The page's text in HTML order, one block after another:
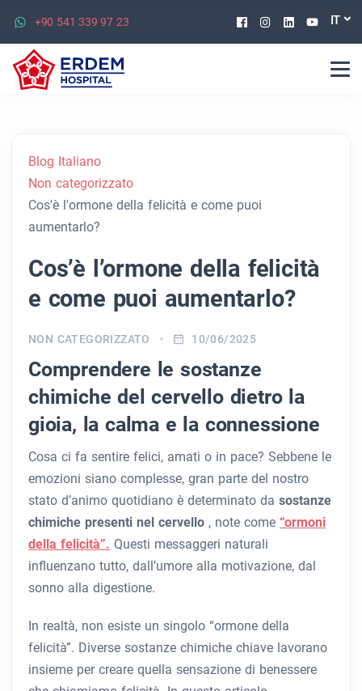
+90 541 339 97 23 Facebook
Instagram
Linkedin
IT
Blog Italiano
Non categorizzato
Cos'è l'ormone della felicità e come puoi
aumentarlo?
Cos’è l’ormone della felicità
e come puoi aumentarlo?
NON CATEGORIZZATO 10/06/2025
Comprendere le sostanze
chimiche del cervello dietro la
gioia, la calma e la connessione
Cosa ci fa sentire felici, amati o in pace? Sebbene le
emozioni siano complesse, gran parte del nostro
stato d’animo quotidiano è determinato da sostanze
chimiche presenti nel cervello , note come “ormoni
della felicità”. Questi messaggeri naturali
influenzano tutto, dall’umore alla motivazione, dal
sonno alla digestione.
In realtà, non esiste un singolo “ormone della
felicità”. Diverse sostanze chimiche chiave lavorano
insieme per creare quella sensazione di benessere